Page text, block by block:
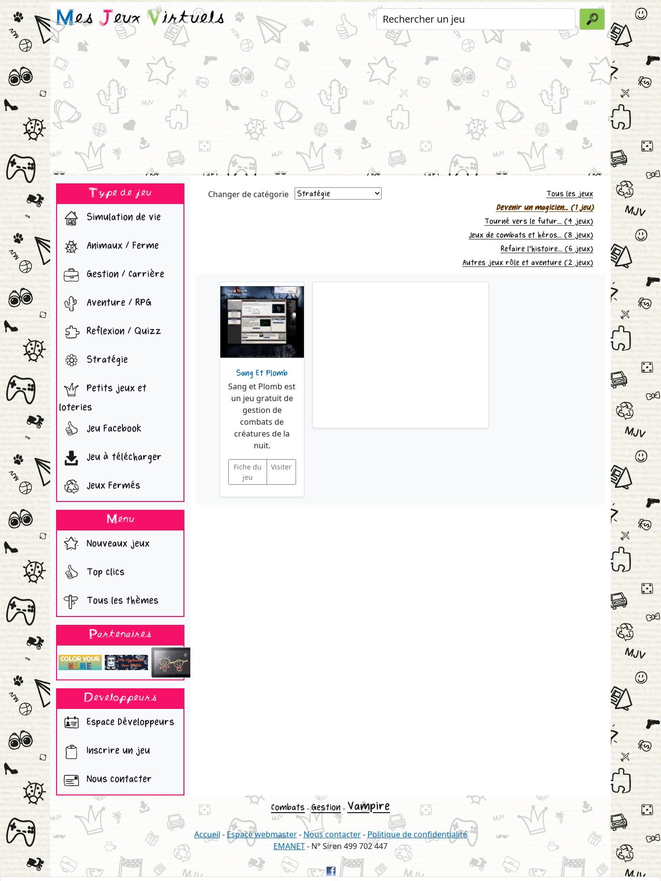
Mes Jeux Virtuels
Type de jeu
Simulation de vie
Animaux / Ferme
Gestion / Carrière
Aventure / RPG
Reflexion / Quizz
Stratégie
Petits jeux et
loteries
Jeu Facebook
Jeu à télécharger
Jeux Fermés
Menu
Nouveaux jeux
Top clics
Tous les thèmes
Partenaires
Developpeurs
Espace Développeurs
Inscrire un jeu
Nous contacter
Tous les jeux
Devenir un magicien... (1 jeu)
Tourné vers le futur... (4 jeux)
Jeux de combats et héros... (8 jeux)
Refaire l'histoire... (6 jeux)
Autres jeux rôle et aventure (2 jeux)
Changer de catégorie
Sang Et Plomb
Sang et Plomb est
un jeu gratuit de
gestion de
combats de
créatures de la
nuit.
Fiche du
jeu
Visiter
Combats -Gestion - Vampire
Accueil - Espace webmaster- Nous contacter- Politique de confidentialité
EMANET- N° Siren 499 702 447